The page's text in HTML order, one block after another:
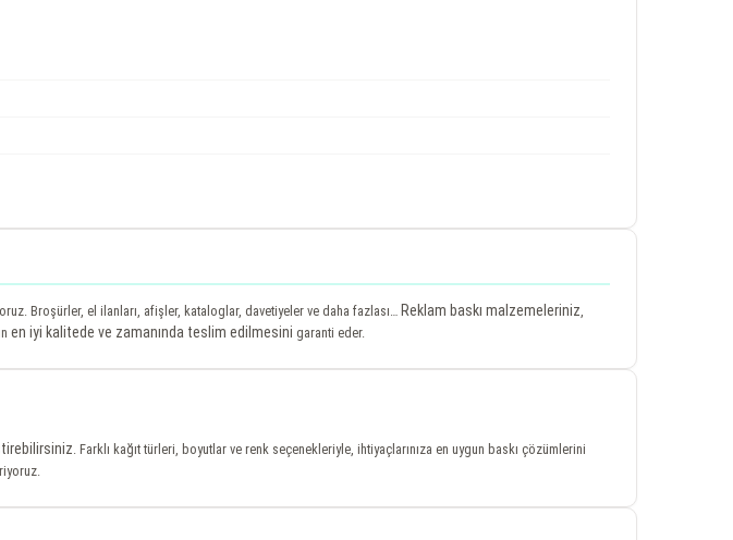
Broşürler, el ilanları, afişler, kataloglar, davetiyeler ve daha fazlası… Reklam baskı malzemeleriniz
en iyi kalitede ve zamanında teslim edilmesini garanti eder.
. Farklı kağıt türleri, boyutlar ve renk seçenekleriyle, ihtiyaçlarınıza en uygun baskı çözümlerini